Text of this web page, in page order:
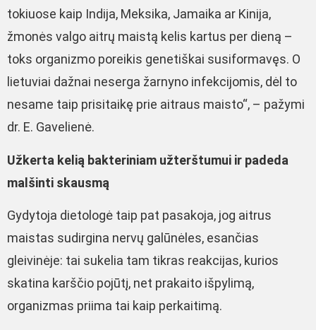
tokiuose kaip Indija, Meksika, Jamaika ar Kinija,
žmonės valgo aitrų maistą kelis kartus per dieną –
toks organizmo poreikis genetiškai susiformavęs. O
lietuviai dažnai neserga žarnyno infekcijomis, dėl to
nesame taip prisitaikę prie aitraus maisto“, – pažymi
dr. E. Gavelienė.
Užkerta kelią bakteriniam užterštumui ir padeda
malšinti skausmą
Gydytoja dietologė taip pat pasakoja, jog aitrus
maistas sudirgina nervų galūnėles, esančias
gleivinėje: tai sukelia tam tikras reakcijas, kurios
skatina karščio pojūtį, net prakaito išpylimą,
organizmas priima tai kaip perkaitimą.